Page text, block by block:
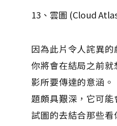
13、雲圖 (Cloud
因為此片令人詫異的
你將會在結局之前
影所要傳達的意涵
題頗具艱深，它可能
試圖的去結合那些看